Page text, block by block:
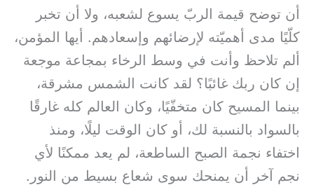
أن توضح قيمة الربّ يسوع لشعبه، ولا أن تخبر
كلّيًا مدى أهميّته لإرضائهم وإسعادهم. أيها المؤمن،
ألم تلاحظ وأنت في وسط الرخاء بمجاعة موجعة
إن كان ربك غائبًا؟ لقد كانت الشمس مشرقة،
بينما المسيح كان متخفّيًا، وكان العالم كله غارقًا
بالسواد بالنسبة لك، أو كان الوقت ليلًا، ومنذ
اختفاء نجمة الصبح الساطعة، لم يعد ممكنًا لأي
نجم آخر أن يمنحك سوى شعاع بسيط من النور.